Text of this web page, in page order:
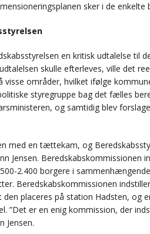
sker i de enkelte
en kritisk udtalelse til
skulle efterleves, ville det
visse områder, hvilket ifølge
styregruppe bag det fælles
og samtidig blev
med en tættekam, og
Jensen. Beredskabskommissionen
2.400 borgere i
Beredskabskommissionen
placeres på station Hadsten, og
”Det er en enig kommission, der
Jensen.